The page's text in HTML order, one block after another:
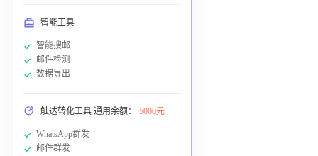
智能工具
智能搜邮
邮件检测
数据导出
触达转化工具 通用余额： 5000元
WhatsApp群发
邮件群发